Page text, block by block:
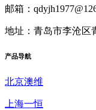
邮箱：
地址：青岛市李沧区
产品导航
北京澳维
上海一恒